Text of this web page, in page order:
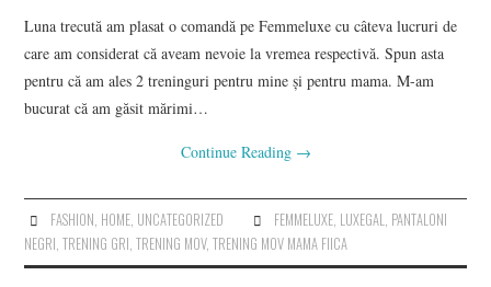
Luna trecută am plasat o comandă pe Femmeluxe cu câteva lucruri de
care am considerat că aveam nevoie la vremea respectivă. Spun asta
pentru că am ales 2 treninguri pentru mine și pentru mama. M-am
bucurat că am găsit mărimi…
Continue Reading →
FASHION, HOME, UNCATEGORIZED FEMMELUXE, LUXEGAL, PANTALONI
NEGRI,TRENING GRI,TRENING MOV,TRENING MOV MAMA FIICA